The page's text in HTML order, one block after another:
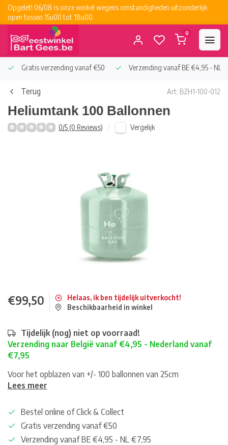
Opgelet! 06/08 is onze winkel wegens omstandigheden uitzonderlijk
open tussen 15u00 tot 18u00.
0
Gratis verzending vanaf €50 Verzending vanaf BE €4,95 - NL
Terug Art: BZH1-100-012
Heliumtank 100 Ballonnen
0/5 (0 Reviews) Vergelijk
€99,50
Helaas, ik ben tijdelijk uitverkocht!
Beschikbaarheid in winkel
Tijdelijk (nog) niet op voorraad!
Verzending naar België vanaf €4,95 - Nederland vanaf
€7,95
Voor het opblazen van +/- 100 ballonnen van 25cm
Lees meer
Bestel online of Click & Collect
Gratis verzending vanaf €50
Verzending vanaf BE €4,95 - NL €7,95